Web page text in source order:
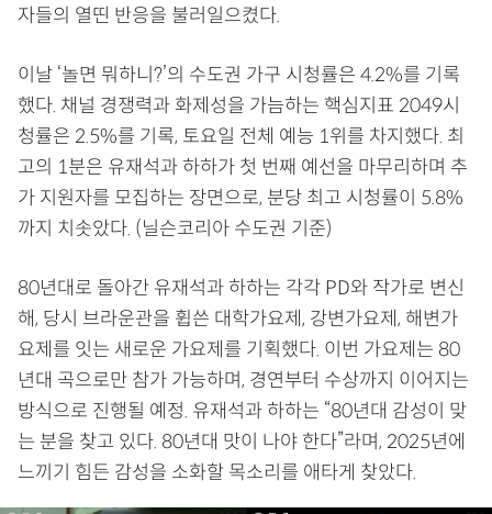
자들의 열띤 반응을 불러일으켰다.
이날 ‘놀면 뭐하니?’의 수도권 가구 시청률은 4.2%를 기록
했다. 채널 경쟁력과 화제성을 가늠하는 핵심지표 2049시
청률은 2.5%를 기록, 토요일 전체 예능 1위를 차지했다. 최
고의 1분은 유재석과 하하가 첫 번째 예선을 마무리하며 추
가 지원자를 모집하는 장면으로, 분당 최고 시청률이 5.8%
까지 치솟았다. (닐슨코리아 수도권 기준)
80년대로 돌아간 유재석과 하하는 각각 PD와 작가로 변신
해, 당시 브라운관을 휩쓴 대학가요제, 강변가요제, 해변가
요제를 잇는 새로운 가요제를 기획했다. 이번 가요제는 80
년대 곡으로만 참가 가능하며, 경연부터 수상까지 이어지는
방식으로 진행될 예정. 유재석과 하하는 “80년대 감성이 맞
는 분을 찾고 있다. 80년대 맛이 나야 한다”라며, 2025년에
느끼기 힘든 감성을 소화할 목소리를 애타게 찾았다.